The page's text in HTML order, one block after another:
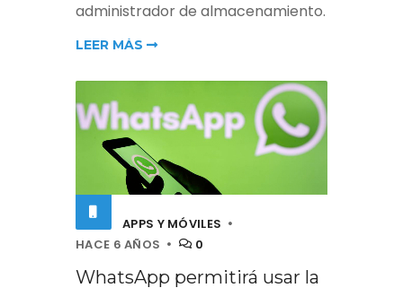
administrador de almacenamiento.
LEER MÁS
APPS Y MÓVILES
HACE 6 AÑOS
0
WhatsApp permitirá usar la